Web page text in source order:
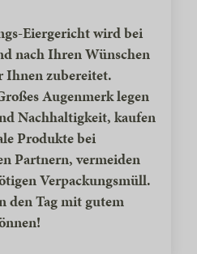
Eiergericht wird bei
nach Ihren Wünschen
Ihnen zubereitet.
Augenmerk legen
Nachhaltigkeit, kaufen
Produkte bei
Partnern, vermeiden
Verpackungsmüll.
den Tag mit gutem